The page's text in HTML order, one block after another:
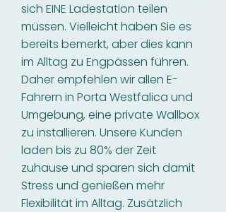
sich EINE Ladestation teilen
müssen. Vielleicht haben Sie es
bereits bemerkt, aber dies kann
im Alltag zu Engpässen führen.
Daher empfehlen wir allen E-
Fahrern in Porta Westfalica und
Umgebung, eine private Wallbox
zu installieren. Unsere Kunden
laden bis zu 80% der Zeit
zuhause und sparen sich damit
Stress und genießen mehr
Flexibilität im Alltag. Zusätzlich